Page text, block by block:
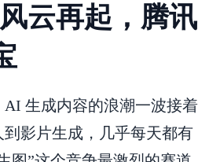
云再起，腾讯
生成内容的浪潮一波接着
影片生成，几乎每天都有